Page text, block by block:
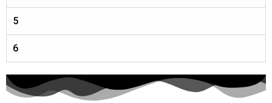
5
6